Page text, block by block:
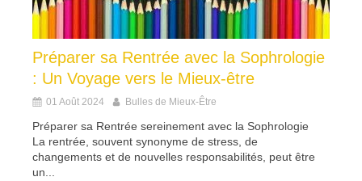
Préparer sa Rentrée avec la Sophrologie
: Un Voyage vers le Mieux-être
01 Août 2024 Bulles de Mieux-Être
Préparer sa Rentrée sereinement avec la Sophrologie
La rentrée, souvent synonyme de stress, de
changements et de nouvelles responsabilités, peut être
un...